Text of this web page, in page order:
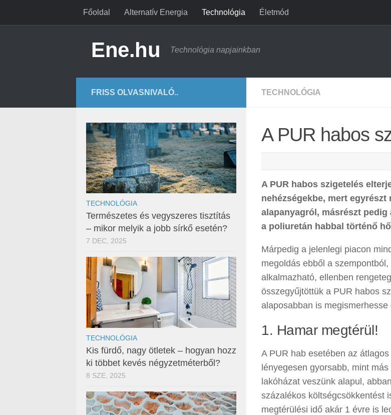
Főoldal Alternatív Energia Technológia Életmód
Ene.hu Technológia napjainkban
TECHNOLÓGIA
A PUR habos
A PUR habos szigetelés
nehézségekbe, mert
alapanyagról, másrészt pedig
a poliuretán habbal történő
Márpedig a jelenlegi piacon
megoldás ebből a
alkalmazható, ellenben
összegyűjtöttük a PUR habos
alaposabban is
1. Hamar megtérül!
A PUR hab esetében az
lényegesen gyorsabb, mint
lakóházat veszünk alapul,
százalékos költségcsökkentést
megtérülési idő akár 1 évre is
FRISS OLVASNIVALÓ..
TECHNOLÓGIA
Természetes és vegyszeres tisztítás
– mikor melyik a jobb sírkő esetén?
7 DEC, 2025
TECHNOLÓGIA
Kis fürdő, nagy ötletek – hogyan hozz
ki többet kevés négyzetméterből?
8 SZE, 2025